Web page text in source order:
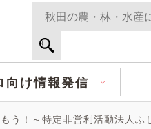
向け情報発信
う！～特定非営利活動法人ふ